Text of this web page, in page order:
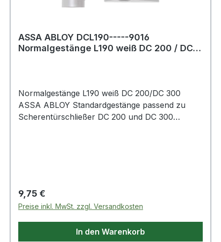
ASSA ABLOY DCL190-----9016
Normalgestänge L190 weiß DC 200 / DC
Normalgestänge L190 weiß DC 200/DC 300
ASSA ABLOY Standardgestänge passend zu
Scherentürschließer DC 200 und DC 300
Regulärer Preis:
9,75 €
Preise inkl. MwSt. zzgl. Versandkosten
In den Warenkorb